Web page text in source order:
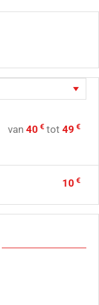
van 40 € tot 49 €
10 €